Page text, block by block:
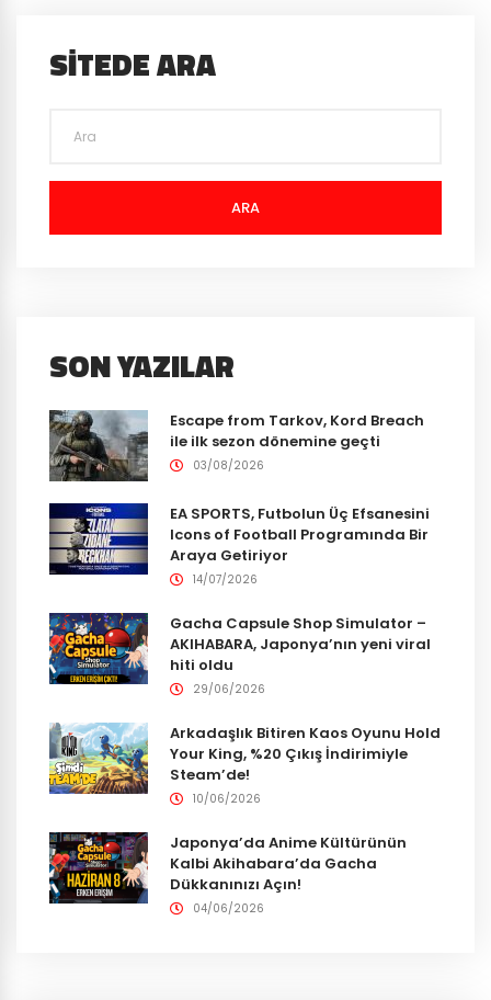
SITEDE ARA
ARA
SON YAZILAR
Escape from Tarkov, Kord Breach
ile ilk sezon dönemine geçti
03/08/2026
EA SPORTS, Futbolun Üç Efsanesini
Icons of Football Programında Bir
Araya Getiriyor
14/07/2026
Gacha Capsule Shop Simulator –
AKIHABARA, Japonya’nın yeni viral
hiti oldu
29/06/2026
Arkadaşlık Bitiren Kaos Oyunu Hold
Your King, %20 Çıkış İndirimiyle
Steam’de!
10/06/2026
Japonya’da Anime Kültürünün
Kalbi Akihabara’da Gacha
Dükkanınızı Açın!
04/06/2026